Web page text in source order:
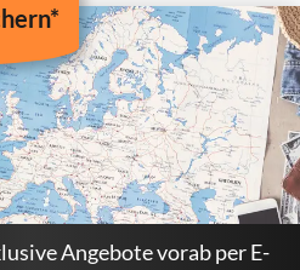
Angebote vorab per E-